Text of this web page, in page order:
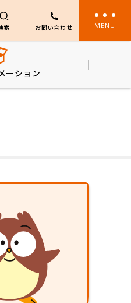
索 お問い合わせ MENU
ーション